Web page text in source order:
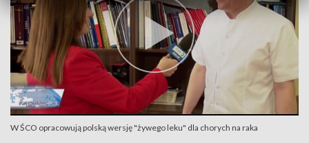
W ŚCO opracowują polską wersję "żywego leku" dla chorych na raka